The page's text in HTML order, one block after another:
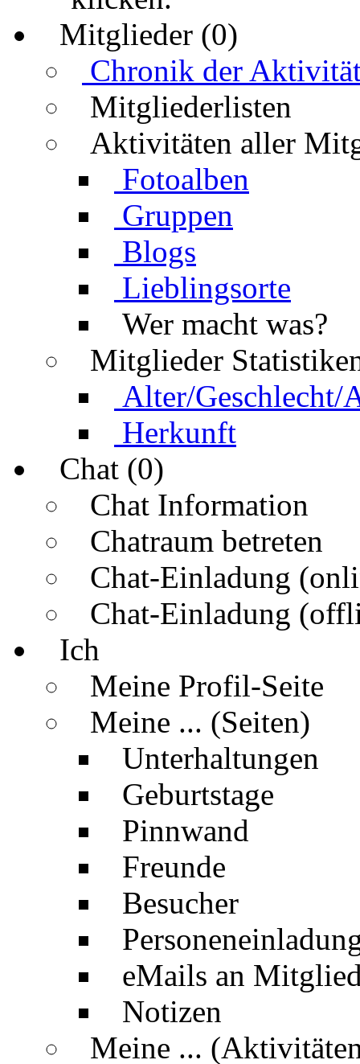
Mitglieder (0)
Chronik der
Mitgliederlisten
Aktivitäten aller
Fotoalben
Gruppen
Blogs
Lieblingsorte
Wer macht was?
Mitglieder
Alter/Geschlecht/
Herkunft
Chat (0)
Chat Information
Chatraum betreten
Chat-Einladung
Chat-Einladung
Ich
Meine Profil-Seite
Meine ... (Seiten)
Unterhaltungen
Geburtstage
Pinnwand
Freunde
Besucher
eMails an
Notizen
Meine ...